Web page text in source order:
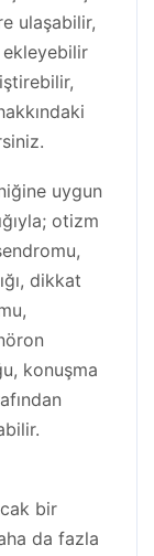
ulaşabilir,
ekleyebilir
uygun
otizm
dikkat
konuşma
bir
da fazla